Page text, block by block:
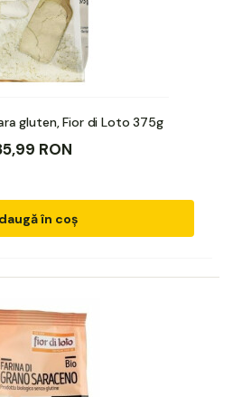
gluten, Fior di Loto 375g
RON
în coș